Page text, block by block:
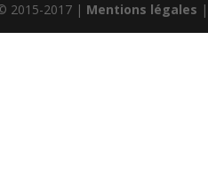
2015-2017 | Mentions légales |